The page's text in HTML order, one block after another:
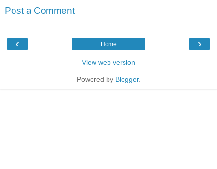
Post a Comment
‹ ›
Home
View web version
Powered by Blogger.